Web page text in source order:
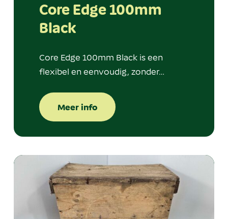
Core Edge 100mm
Black
Core Edge 100mm Black is een
flexibel en eenvoudig, zonder…
Meer info